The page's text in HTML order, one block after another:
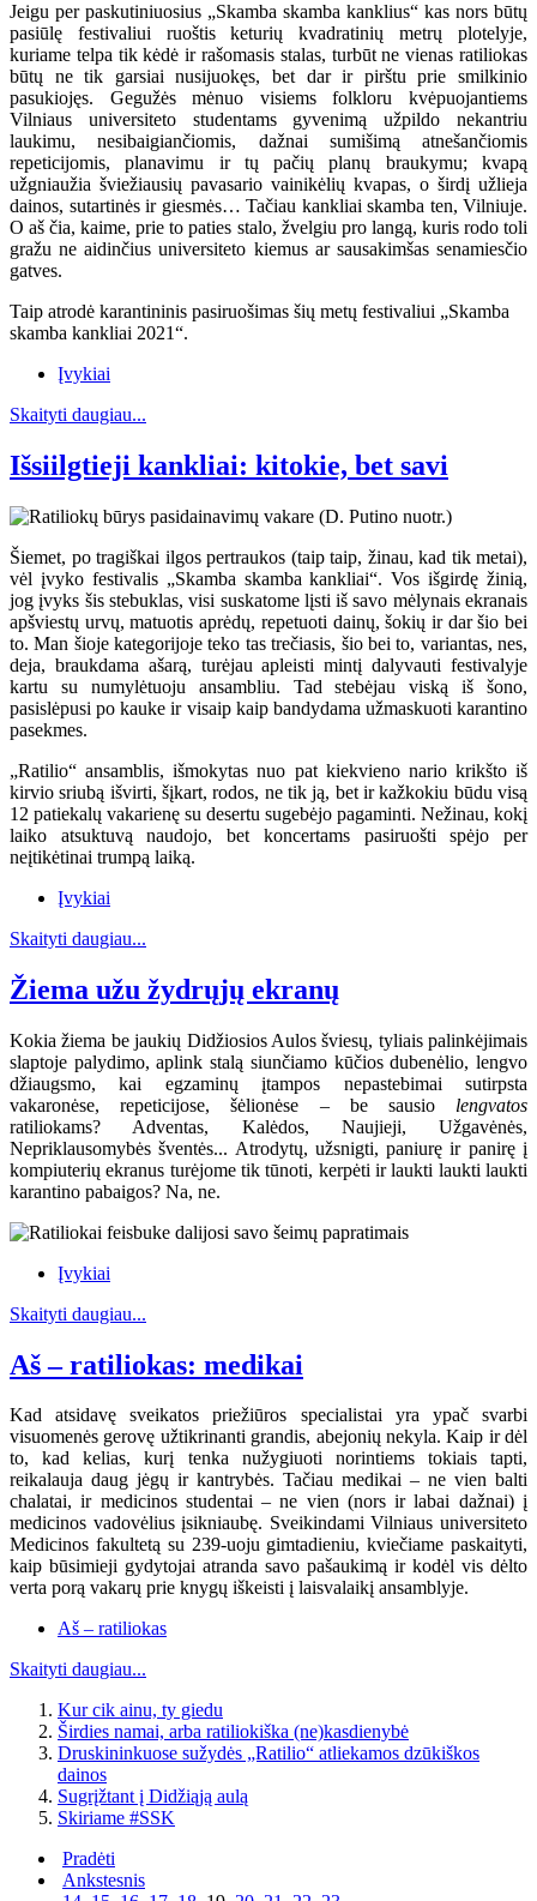
Jeigu per paskutiniuosius „Skamba skamba kanklius“ kas nors būtų
pasiūlę festivaliui ruoštis keturių kvadratinių metrų plotelyje,
kuriame telpa tik kėdė ir rašomasis stalas, turbūt ne vienas ratiliokas
būtų ne tik garsiai nusijuokęs, bet dar ir pirštu prie smilkinio
pasukiojęs. Gegužės mėnuo visiems folkloru kvėpuojantiems
Vilniaus universiteto studentams gyvenimą užpildo nekantriu
laukimu, nesibaigiančiomis, dažnai sumišimą atnešančiomis
repeticijomis, planavimu ir tų pačių planų braukymu; kvapą
užgniaužia šviežiausių pavasario vainikėlių kvapas, o širdį užlieja
dainos, sutartinės ir giesmės… Tačiau kankliai skamba ten, Vilniuje.
O aš čia, kaime, prie to paties stalo, žvelgiu pro langą, kuris rodo toli
gražu ne aidinčius universiteto kiemus ar sausakimšas senamiesčio
gatves.
Taip atrodė karantininis pasiruošimas šių metų festivaliui „Skamba
skamba kankliai 2021“.
Įvykiai
Skaityti daugiau...
Išsiilgtieji kankliai: kitokie, bet savi
Šiemet, po tragiškai ilgos pertraukos (taip taip, žinau, kad tik metai),
vėl įvyko festivalis „Skamba skamba kankliai“. Vos išgirdę žinią,
jog įvyks šis stebuklas, visi suskatome lįsti iš savo mėlynais ekranais
apšviestų urvų, matuotis aprėdų, repetuoti dainų, šokių ir dar šio bei
to. Man šioje kategorijoje teko tas trečiasis, šio bei to, variantas, nes,
deja, braukdama ašarą, turėjau apleisti mintį dalyvauti festivalyje
kartu su numylėtuoju ansambliu. Tad stebėjau viską iš šono,
pasislėpusi po kauke ir visaip kaip bandydama užmaskuoti karantino
pasekmes.
„Ratilio“ ansamblis, išmokytas nuo pat kiekvieno nario krikšto iš
kirvio sriubą išvirti, šįkart, rodos, ne tik ją, bet ir kažkokiu būdu visą
12 patiekalų vakarienę su desertu sugebėjo pagaminti. Nežinau, kokį
laiko atsuktuvą naudojo, bet koncertams pasiruošti spėjo per
neįtikėtinai trumpą laiką.
Įvykiai
Skaityti daugiau...
Žiema užu žydrųjų ekranų
Kokia žiema be jaukių Didžiosios Aulos šviesų, tyliais palinkėjimais
slaptoje palydimo, aplink stalą siunčiamo kūčios dubenėlio, lengvo
džiaugsmo, kai egzaminų įtampos nepastebimai sutirpsta
vakaronėse, repeticijose, šėlionėse – be sausio lengvatos
ratiliokams? Adventas, Kalėdos, Naujieji, Užgavėnės,
Nepriklausomybės šventės... Atrodytų, užsnigti, paniurę ir panirę į
kompiuterių ekranus turėjome tik tūnoti, kerpėti ir laukti laukti laukti
karantino pabaigos? Na, ne.
Įvykiai
Skaityti daugiau...
Aš – ratiliokas: medikai
Kad atsidavę sveikatos priežiūros specialistai yra ypač svarbi
visuomenės gerovę užtikrinanti grandis, abejonių nekyla. Kaip ir dėl
to, kad kelias, kurį tenka nužygiuoti norintiems tokiais tapti,
reikalauja daug jėgų ir kantrybės. Tačiau medikai – ne vien balti
chalatai, ir medicinos studentai – ne vien (nors ir labai dažnai) į
medicinos vadovėlius įsikniaubę. Sveikindami Vilniaus universiteto
Medicinos fakultetą su 239-uoju gimtadieniu, kviečiame paskaityti,
kaip būsimieji gydytojai atranda savo pašaukimą ir kodėl vis dėlto
verta porą vakarų prie knygų iškeisti į laisvalaikį ansamblyje.
Aš – ratiliokas
Skaityti daugiau...
Kur cik ainu, ty giedu
Širdies namai, arba ratiliokiška (ne)kasdienybė
Druskininkuose sužydės „Ratilio“ atliekamos dzūkiškos
dainos
Sugrįžtant į Didžiąją aulą
Skiriame #SSK
Pradėti
Ankstesnis